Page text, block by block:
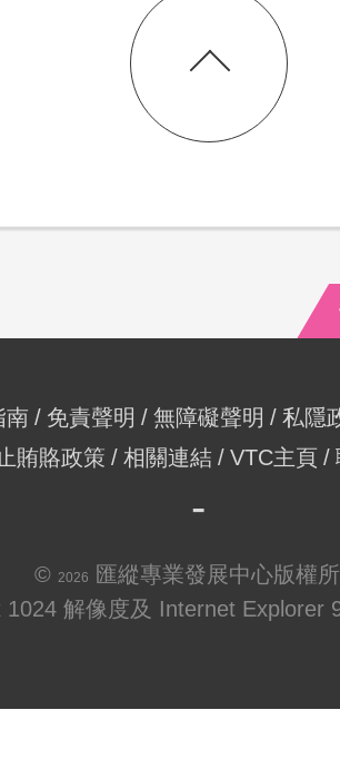
南 免責聲明 無障礙聲明
私隱
賄賂政策
相關連結 VTC主頁
© 2026
匯縱專業發展中心版權
1024 解像度及 Internet Explorer